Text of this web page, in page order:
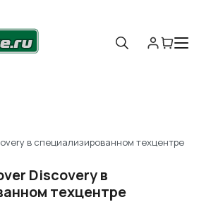
в специализированном техцентре
Discovery в
техцентре